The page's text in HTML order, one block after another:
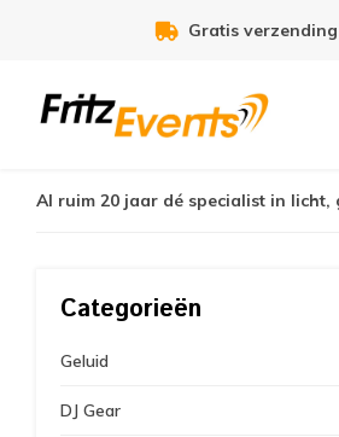
Gratis
Al ruim 20 jaar dé specialist in licht,
Categorieën
Geluid
DJ Gear